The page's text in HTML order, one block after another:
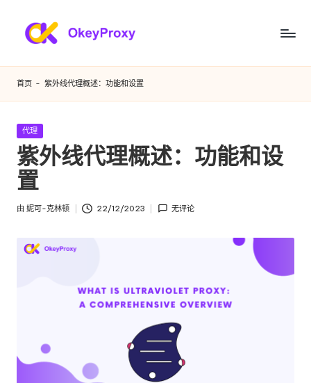
满
足
您
各
种
需
求
住
服
能
大
的
HTTP(S)/SOCKS5
住
宅
代
于
试
首页 - 紫外线代理概述：功能和设置
发
布
在
代理
紫外线代理概述：功能和设
置
发
由 妮可-克林顿 22/12/2023 无评论